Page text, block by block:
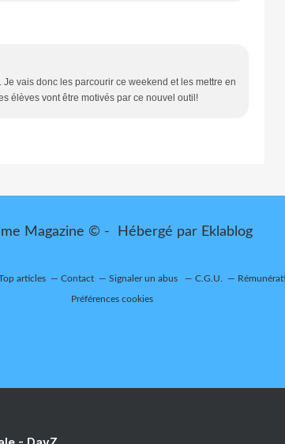
vais donc les parcourir ce weekend et les mettre en
élèves vont être motivés par ce nouvel outil!
Magazine © - Hébergé par Eklablog
articles Contact Signaler un abus C.G.U.
Préférences cookies